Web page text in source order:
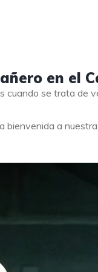
en el
se trata de
a